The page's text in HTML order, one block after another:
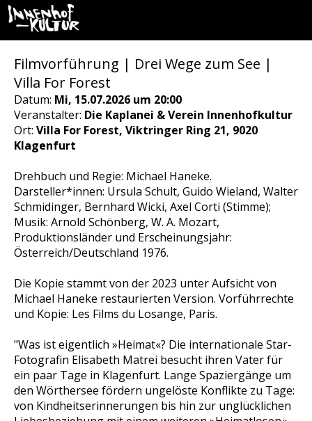
Filmvorführung | Drei Wege zum See |
Villa For Forest
Datum: Mi, 15.07.2026 um 20:00
Veranstalter: Die Kaplanei & Verein Innenhofkultur
Ort: Villa For Forest, Viktringer Ring 21, 9020
Klagenfurt
Drehbuch und Regie: Michael Haneke.
Darsteller*innen: Ursula Schult, Guido Wieland, Walter
Schmidinger, Bernhard Wicki, Axel Corti (Stimme);
Musik: Arnold Schönberg, W. A. Mozart,
Produktionsländer und Erscheinungsjahr:
Österreich/Deutschland 1976.
Die Kopie stammt von der 2023 unter Aufsicht von
Michael Haneke restaurierten Version. Vorführrechte
und Kopie: Les Films du Losange, Paris.
"Was ist eigentlich »Heimat«? Die internationale Star-
Fotografin Elisabeth Matrei besucht ihren Vater für
ein paar Tage in Klagenfurt. Lange Spaziergänge um
den Wörthersee fördern ungelöste Konflikte zu Tage:
von Kindheitserinnerungen bis hin zur unglücklichen